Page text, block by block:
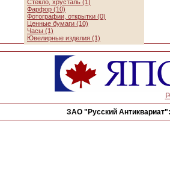
Стекло, хрусталь (1)
Фарфор (10)
Фотографии, открытки (0)
Ценные бумаги (10)
Часы (1)
Ювелирные изделия (1)
ЗАО "Русский Антиквариат":